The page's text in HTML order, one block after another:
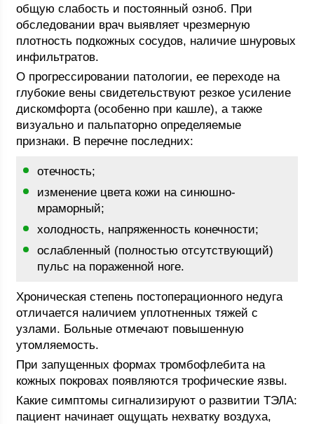
общую слабость и постоянный озноб. При
обследовании врач выявляет чрезмерную
плотность подкожных сосудов, наличие шнуровых
инфильтратов.
О прогрессировании патологии, ее переходе на
глубокие вены свидетельствуют резкое усиление
дискомфорта (особенно при кашле), а также
визуально и пальпаторно определяемые
признаки. В перечне последних:
отечность;
изменение цвета кожи на синюшно-
мраморный;
холодность, напряженность конечности;
ослабленный (полностью отсутствующий)
пульс на пораженной ноге.
Хроническая степень постоперационного недуга
отличается наличием уплотненных тяжей с
узлами. Больные отмечают повышенную
утомляемость.
При запущенных формах тромбофлебита на
кожных покровах появляются трофические язвы.
Какие симптомы сигнализируют о развитии ТЭЛА:
пациент начинает ощущать нехватку воздуха,